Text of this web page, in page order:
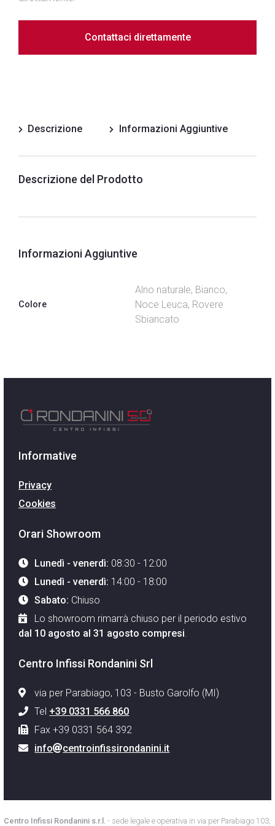
Contattaci direttamente
Descrizione Informazioni Aggiuntive
Descrizione del Prodotto
Informazioni Aggiuntive
Colore
Alno naturale, Bianco,
Noce Leuca, Rovere
Sbiancato
Informative
Privacy
Cookies
Orari Showroom
Lunedì - venerdì: 08:30 - 12:00
Lunedì - venerdì: 14:00 - 18:00
Sabato: Chiuso
Lo showroom rimarrà chiuso per il periodo estivo
dal 10 agosto al 31 agosto compresi.
Centro Infissi Rondanini Srl
via per Parabiago, 103 - Busto Garolfo (MI)
Tel +39 0331 566 860
Fax +39 0331 564 392
info
centroinfissirondanini.it
Centro Infissi Rondanini s.r.l. - sede legale e operativa in via per Parabiago 103,